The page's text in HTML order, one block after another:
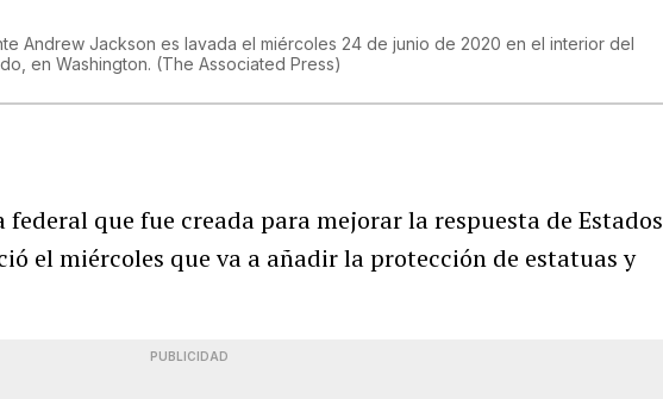
Andrew Jackson es lavada el miércoles 24 de junio de 2020 en el interior del
en Washington. (The Associated Press)
federal que fue creada para mejorar la respuesta de Estados
el miércoles que va a añadir la protección de estatuas y
PUBLICIDAD